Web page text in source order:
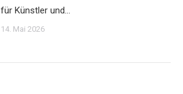
für Künstler und…
14. Mai 2026